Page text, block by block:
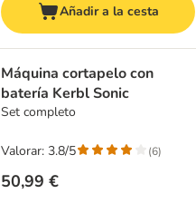
Añadir a la cesta
Máquina cortapelo con
batería Kerbl Sonic
Set completo
50,99 €
Valorar: 3.8/5 (6)